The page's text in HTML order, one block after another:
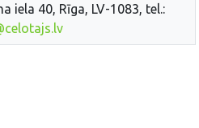
iela 40, Rīga, LV-1083, tel.: